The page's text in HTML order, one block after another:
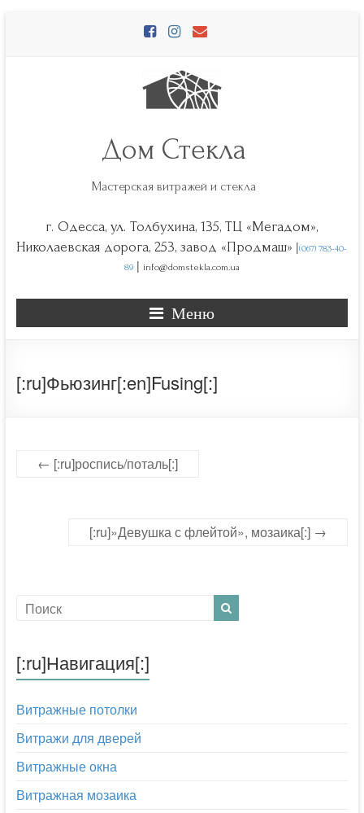
Дом Стекла
Мастерская витражей и стекла
г. Одесса, ул. Толбухина, 135, ТЦ «Мегадом»,
Николаевская дорога, 253, завод «Продмаш» |(067) 783-40-
89| info@domstekla.com.ua
Меню
[:ru]Фьюзинг[:en]Fusing[:]
← [:ru]роспись/поталь[:]
[:ru]»Девушка с флейтой», мозаика[:] →
[:ru]Навигация[:]
Витражные потолки
Витражи для дверей
Витражные окна
Витражная мозаика